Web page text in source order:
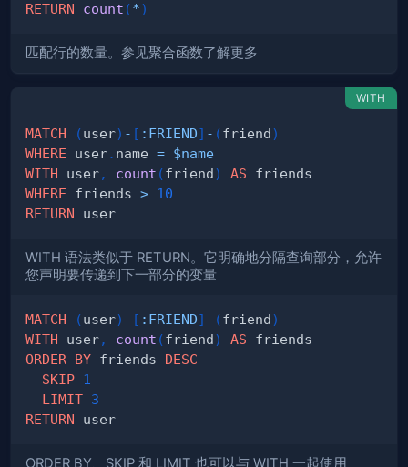
RETURN count (*)
匹配行的数量。参见聚合函数了解更多
WITH
MATCH (user) - [ : FRIEND] - (friend)
WHERE user. name = $name
WITH user, count (friend) AS
WHERE friends > 10
RETURN
WITH 语法类似于 RETURN。它明确地分隔查询部分，允许
您声明要传递到下一部分的变量
MATCH (user) - [ : FRIEND] - (friend)
WITH user, count (friend) AS
ORDER BY friends DESC
SKIP 1
LIMIT 3
RETURN
ORDER BY、SKIP 和 LIMIT 也可以与 WITH 一起使用